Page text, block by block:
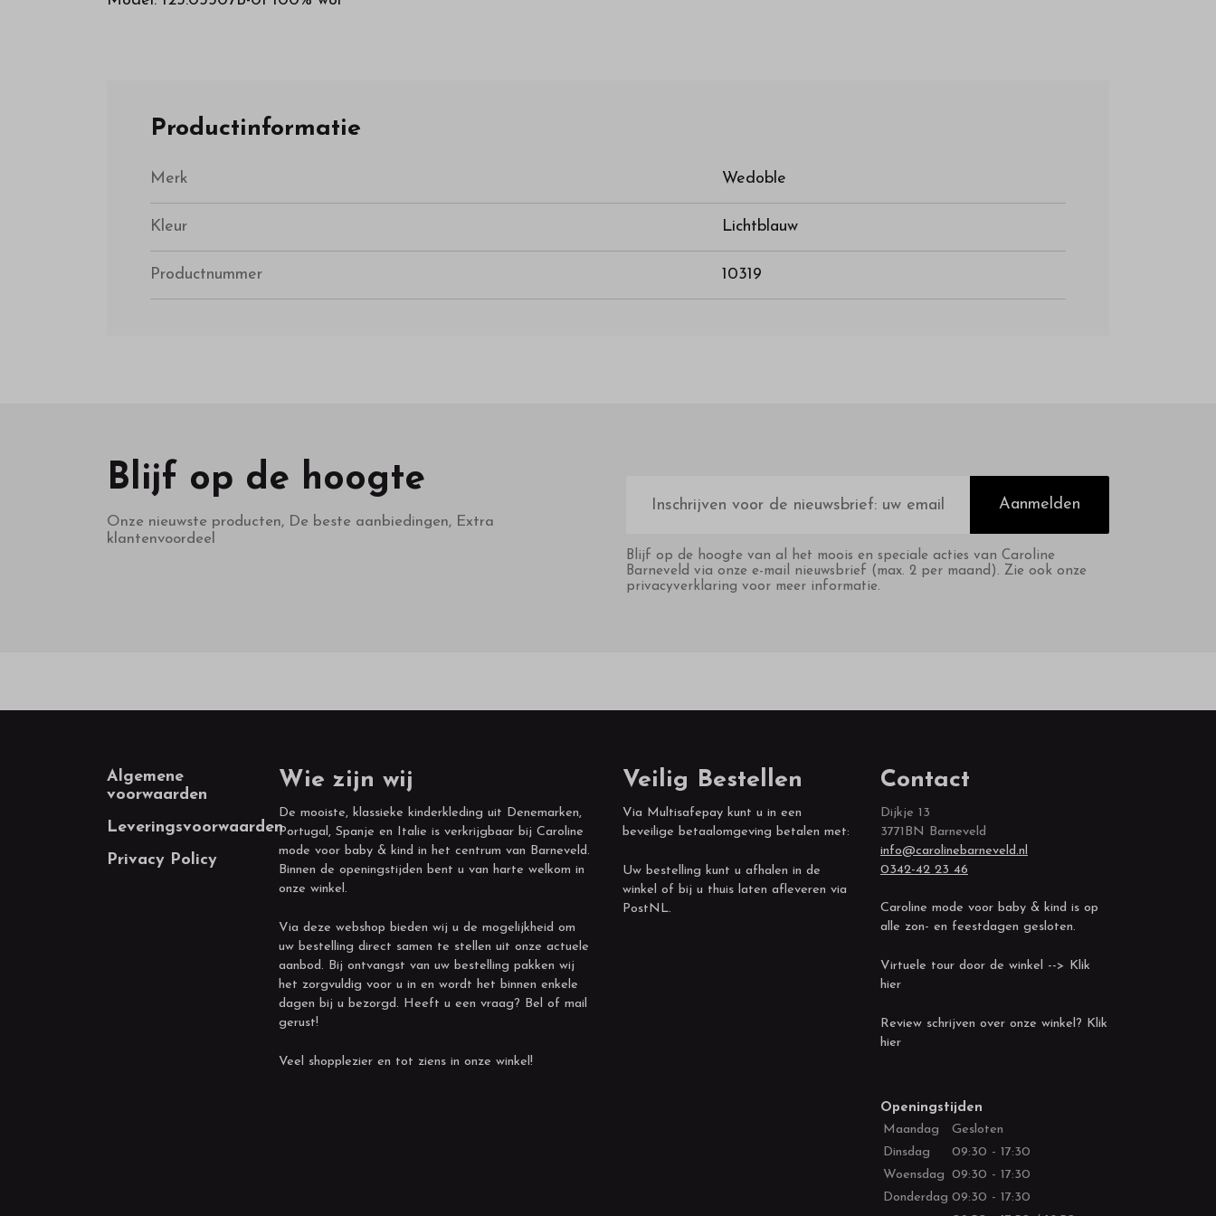
Productinformatie
Merk Wedoble
Kleur Lichtblauw
Productnummer 10319
Blijf op de hoogte
Onze nieuwste producten, De beste aanbiedingen, Extra
klantenvoordeel
mailadres
Aanmelden
Blijf op de hoogte van al het moois en speciale acties van Caroline
Barneveld via onze e-mail nieuwsbrief (max. 2 per maand). Zie ook onze
privacyverklaring voor meer informatie.
Footer
Algemene
voorwaarden
Leveringsvoorwaarden
Privacy Policy
Wie zijn wij
De mooiste, klassieke kinderkleding uit Denemarken,
Portugal, Spanje en Italie is verkrijgbaar bij Caroline
mode voor baby & kind in het centrum van Barneveld.
Binnen de openingstijden bent u van harte welkom in
onze winkel.
Via deze webshop bieden wij u de mogelijkheid om
uw bestelling direct samen te stellen uit onze actuele
aanbod. Bij ontvangst van uw bestelling pakken wij
het zorgvuldig voor u in en wordt het binnen enkele
dagen bij u bezorgd. Heeft u een vraag? Bel of mail
gerust!
Veel shopplezier en tot ziens in onze winkel!
Veilig Bestellen
Via Multisafepay kunt u in een
beveilige betaalomgeving betalen met:
Uw bestelling kunt u afhalen in de
winkel of bij u thuis laten afleveren via
PostNL.
Contact
Dijkje 13
3771BN Barneveld
info@carolinebarneveld.nl
0342-42 23 46
Caroline mode voor baby & kind is op
alle zon- en feestdagen gesloten.
Virtuele tour door de winkel --> Klik
hier
Review schrijven over onze winkel? Klik
hier
Openingstijden
Maandag
Gesloten
Dinsdag
09:30 - 17:30
Woensdag 09:30 - 17:30
Donderdag 09:30 - 17:30